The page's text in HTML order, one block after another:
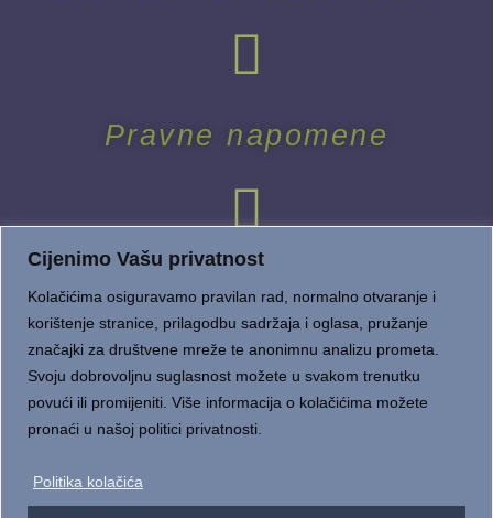
Cijenimo Vašu privatnost
Kolačićima osiguravamo pravilan rad, normalno otvaranje i
korištenje stranice, prilagodbu sadržaja i oglasa, pružanje
značajki za društvene mreže te anonimnu analizu prometa.
Svoju dobrovoljnu suglasnost možete u svakom trenutku
povući ili promijeniti. Više informacija o kolačićima možete
pronaći u našoj politici privatnosti.
Politika kolačića
Pravne napomene
Dostava i plaćanje